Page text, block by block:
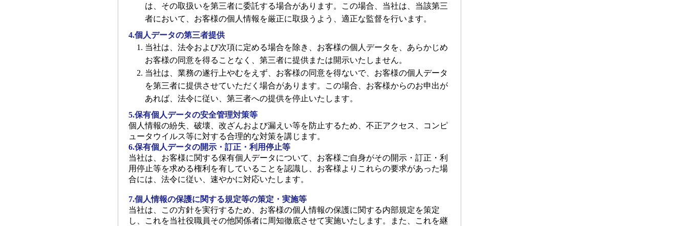
は、その取扱いを第三者に委託する場合があります。この場合、当社は、当該第三
者において、お客様の個人情報を厳正に取扱うよう、適正な監督を行います。
4.個人データの第三者提供
当社は、法令および次項に定める場合を除き、お客様の個人データを、あらかじめ
お客様の同意を得ることなく、第三者に提供または開示いたしません。
当社は、業務の遂行上やむをえず、お客様の同意を得ないで、お客様の個人データ
を第三者に提供させていただく場合があります。この場合、お客様からのお申出が
あれば、法令に従い、第三者への提供を停止いたします。
5.保有個人データの安全管理対策等
個人情報の紛失、破壊、改ざんおよび漏えい等を防止するため、不正アクセス、コンピ
ュータウイルス等に対する合理的な対策を講じます。
6.保有個人データの開示・訂正・利用停止等
当社は、お客様に関する保有個人データについて、お客様ご自身がその開示・訂正・利
用停止等を求める権利を有していることを認識し、お客様よりこれらの要求があった場
合には、法令に従い、速やかに対応いたします。
7.個人情報の保護に関する規定等の策定・実施等
当社は、この方針を実行するため、お客様の個人情報の保護に関する内部規定を策定
し、これを当社役職員その他関係者に周知徹底させて実施いたします。また、これを継